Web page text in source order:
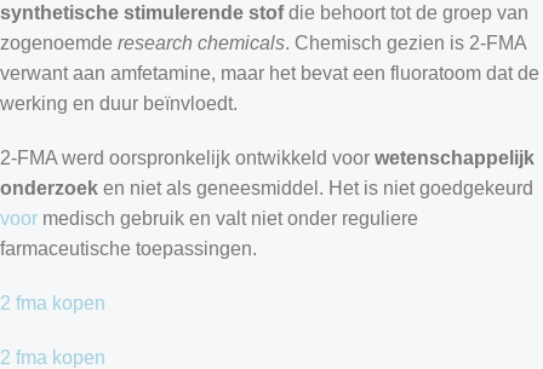
synthetische stimulerende stofdie behoort tot de groep van
zogenoemde research chemicals. Chemisch gezien is 2-FMA
verwant aan amfetamine, maar het bevat een fluoratoom dat de
werking en duur beïnvloedt.
2-FMA werd oorspronkelijk ontwikkeld voor wetenschappelijk
onderzoek en niet als geneesmiddel. Het is niet goedgekeurd
voor medisch gebruik en valt niet onder reguliere
farmaceutische toepassingen.
2 fma kopen
2 fma kopen